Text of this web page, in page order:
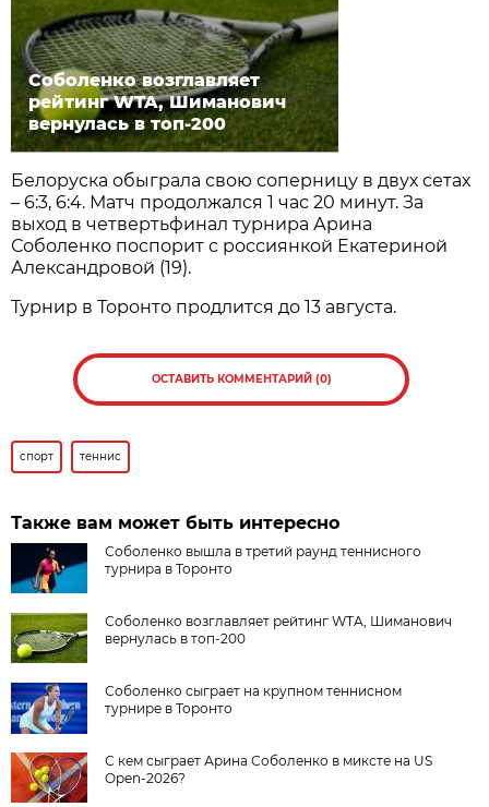
Соболенко возглавляет
рейтинг WTA, Шиманович
вернулась в топ-200
Белоруска обыграла свою соперницу в двух сетах
– 6:3, 6:4. Матч продолжался 1 час 20 минут. За
выход в четвертьфинал турнира Арина
Соболенко поспорит с россиянкой Екатериной
Александровой (19).
Турнир в Торонто продлится до 13 августа.
ОСТАВИТЬ КОММЕНТАРИЙ (0)
спорт теннис
Также вам может быть интересно
Соболенко вышла в третий раунд теннисного
турнира в Торонто
Соболенко возглавляет рейтинг WTA, Шиманович
вернулась в топ-200
Соболенко сыграет на крупном теннисном
турнире в Торонто
С кем сыграет Арина Соболенко в миксте на US
Open-2026?